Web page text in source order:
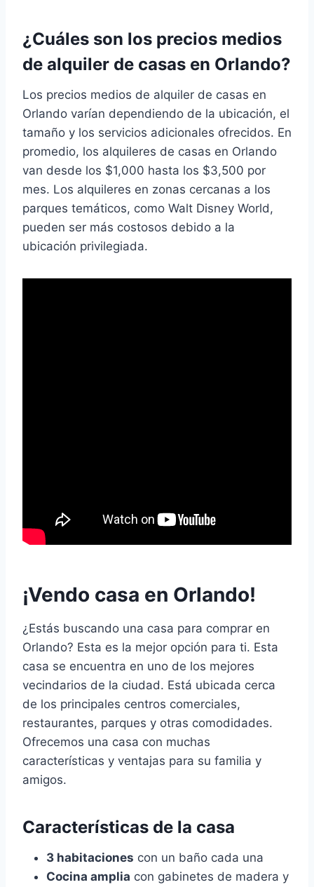
¿Cuáles son los precios medios
de alquiler de casas en Orlando?
Los precios medios de alquiler de casas en
Orlando varían dependiendo de la ubicación, el
tamaño y los servicios adicionales ofrecidos. En
promedio, los alquileres de casas en Orlando
van desde los $1,000 hasta los $3,500 por
mes. Los alquileres en zonas cercanas a los
parques temáticos, como Walt Disney World,
pueden ser más costosos debido a la
ubicación privilegiada.
¡Vendo casa en Orlando!
¿Estás buscando una casa para comprar en
Orlando? Esta es la mejor opción para ti. Esta
casa se encuentra en uno de los mejores
vecindarios de la ciudad. Está ubicada cerca
de los principales centros comerciales,
restaurantes, parques y otras comodidades.
Ofrecemos una casa con muchas
características y ventajas para su familia y
amigos.
Características de la casa
3 habitaciones con un baño cada una
Cocina amplia con gabinetes de madera y